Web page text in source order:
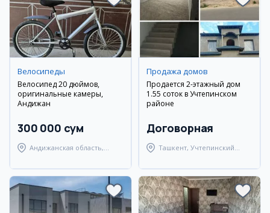
Велосипеды
Велосипед 20 дюймов,
оригинальные камеры,
Андижан
300 000 сум
Андижанская область,
Продажа домов
Продается 2-этажный дом
1.55 соток в Учтепинском
районе
Договорная
Ташкент, Учтепинский